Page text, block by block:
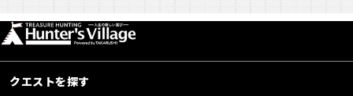
クエストを探す